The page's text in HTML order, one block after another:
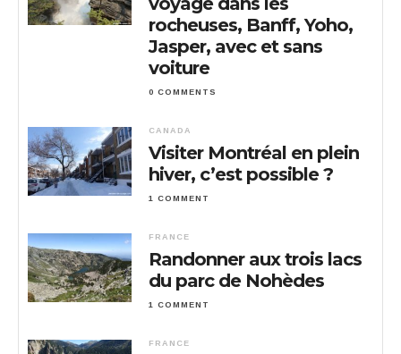
rocheuses, Banff, Yoho,
Jasper, avec et sans
voiture
0 COMMENTS
CANADA
Visiter Montréal en plein
hiver, c’est possible ?
1 COMMENT
FRANCE
Randonner aux trois lacs
du parc de Nohèdes
1 COMMENT
FRANCE